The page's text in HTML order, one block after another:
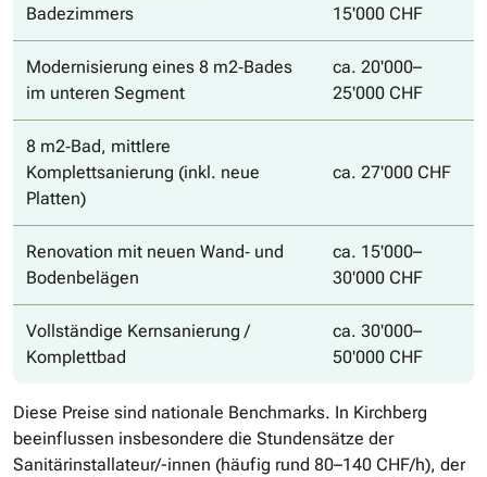
Badezimmers
15'000 CHF
Modernisierung eines 8 m2‐Bades
im unteren Segment
ca. 20'000–
25'000 CHF
8 m2‐Bad, mittlere
Komplettsanierung (inkl. neue
Platten)
ca. 27'000 CHF
Renovation mit neuen Wand‐ und
Bodenbelägen
ca. 15'000–
30'000 CHF
Vollständige Kernsanierung /
Komplettbad
ca. 30'000–
50'000 CHF
Diese Preise sind nationale Benchmarks. In Kirchberg
beeinflussen insbesondere die Stundensätze der
Sanitärinstallateur/-innen (häufig rund 80–140 CHF/h), der